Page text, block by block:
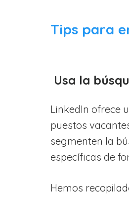
Tips para
Usa la
LinkedIn ofrece
puestos
segmenten la
específicas de
Hemos